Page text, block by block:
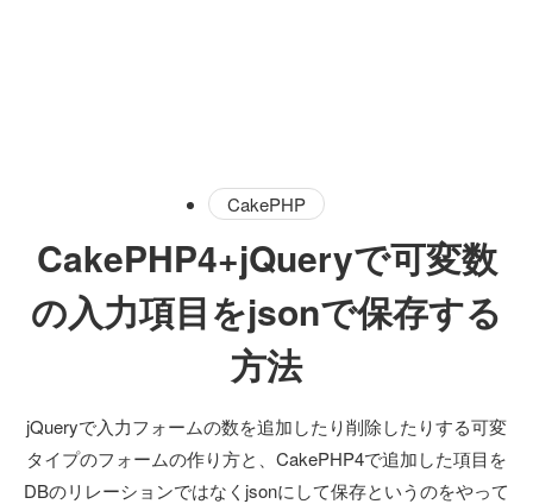
CakePHP
CakePHP4+jQueryで可変数
の入力項目をjsonで保存する
方法
jQueryで入力フォームの数を追加したり削除したりする可変
タイプのフォームの作り方と、CakePHP4で追加した項目を
DBのリレーションではなくjsonにして保存というのをやって